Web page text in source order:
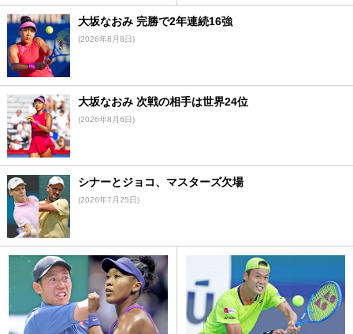
大坂なおみ 完勝で2年連続16強
(2026年8月8日)
大坂なおみ 次戦の相手は世界24位
(2026年8月6日)
シナーとジョコ、マスターズ欠場
(2026年7月25日)